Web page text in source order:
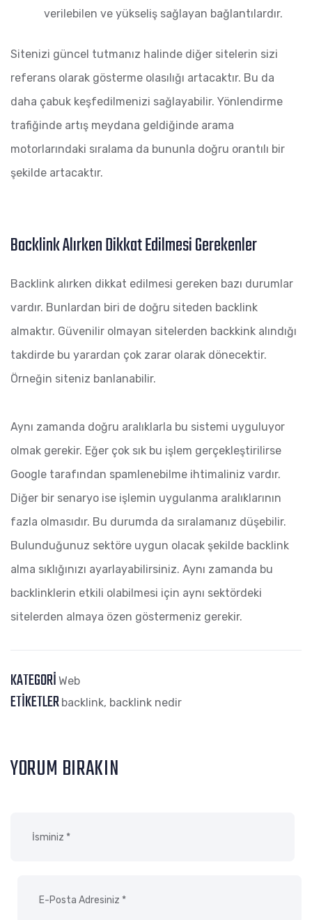
verilebilen ve yükseliş sağlayan bağlantılardır.
Sitenizi güncel tutmanız halinde diğer sitelerin sizi
referans olarak gösterme olasılığı artacaktır. Bu da
daha çabuk keşfedilmenizi sağlayabilir. Yönlendirme
trafiğinde artış meydana geldiğinde arama
motorlarındaki sıralama da bununla doğru orantılı bir
şekilde artacaktır.
Backlink Alırken Dikkat Edilmesi Gerekenler
Backlink alırken dikkat edilmesi gereken bazı durumlar
vardır. Bunlardan biri de doğru siteden backlink
almaktır. Güvenilir olmayan sitelerden backkink alındığı
takdirde bu yarardan çok zarar olarak dönecektir.
Örneğin siteniz banlanabilir.
Aynı zamanda doğru aralıklarla bu sistemi uyguluyor
olmak gerekir. Eğer çok sık bu işlem gerçekleştirilirse
Google tarafından spamlenebilme ihtimaliniz vardır.
Diğer bir senaryo ise işlemin uygulanma aralıklarının
fazla olmasıdır. Bu durumda da sıralamanız düşebilir.
Bulunduğunuz sektöre uygun olacak şekilde backlink
alma sıklığınızı ayarlayabilirsiniz. Aynı zamanda bu
backlinklerin etkili olabilmesi için aynı sektördeki
sitelerden almaya özen göstermeniz gerekir.
KATEGORI Web
ETIKETLER backlink, backlink nedir
YORUM BIRAKIN